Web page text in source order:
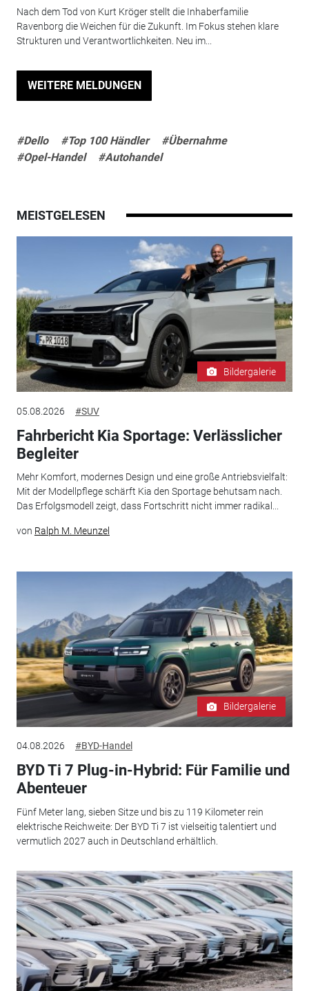
Nach dem Tod von Kurt Kröger stellt die Inhaberfamilie
Ravenborg die Weichen für die Zukunft. Im Fokus stehen klare
Strukturen und Verantwortlichkeiten. Neu im...
WEITERE MELDUNGEN
#Dello #Top 100 Händler
#Übernahme
#Opel-Handel
#Autohandel
MEISTGELESEN
Bildergalerie
05.08.2026 #SUV
Fahrbericht Kia Sportage: Verlässlicher
Begleiter
Mehr Komfort, modernes Design und eine große Antriebsvielfalt:
Mit der Modellpflege schärft Kia den Sportage behutsam nach.
Das Erfolgsmodell zeigt, dass Fortschritt nicht immer radikal...
von Ralph M. Meunzel
Bildergalerie
04.08.2026 #BYD-Handel
BYD Ti 7 Plug-in-Hybrid: Für Familie und
Abenteuer
Fünf Meter lang, sieben Sitze und bis zu 119 Kilometer rein
elektrische Reichweite: Der BYD Ti 7 ist vielseitig talentiert und
vermutlich 2027 auch in Deutschland erhältlich.